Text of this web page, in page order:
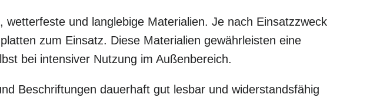
und langlebige Materialien. Je nach Einsatzzweck
zum Einsatz. Diese Materialien gewährleisten eine
bei intensiver Nutzung im Außenbereich.
Beschriftungen dauerhaft gut lesbar und widerstandsfähig